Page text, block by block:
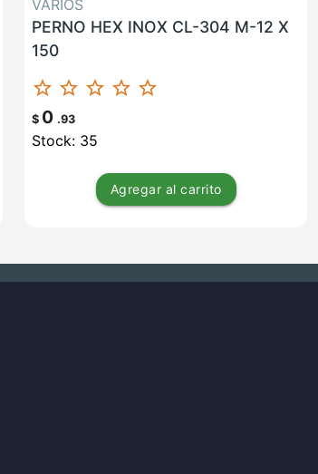
VARIOS
PERNO HEX INOX CL-304 M-12 X
150
star_border star_border star_border star_border star_border
$ 0 .93
Stock: 35
Agregar al carrito